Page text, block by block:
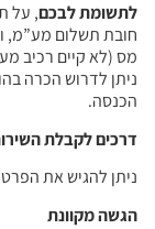
לתשומת לבכם, על
חובת תשלום מע”מ,
מס (לא קיים רכיב
ניתן לדרוש הכרה
הכנסה.
דרכים לקבלת
ניתן להגיש את
הגשה מקוונת